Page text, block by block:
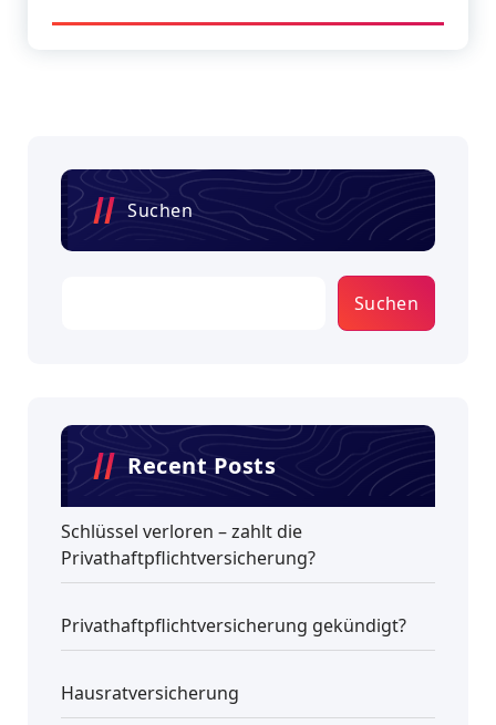
Suchen
Suchen
Recent Posts
Schlüssel verloren – zahlt die
Privathaftpflichtversicherung?
Privathaftpflichtversicherung gekündigt?
Hausratversicherung